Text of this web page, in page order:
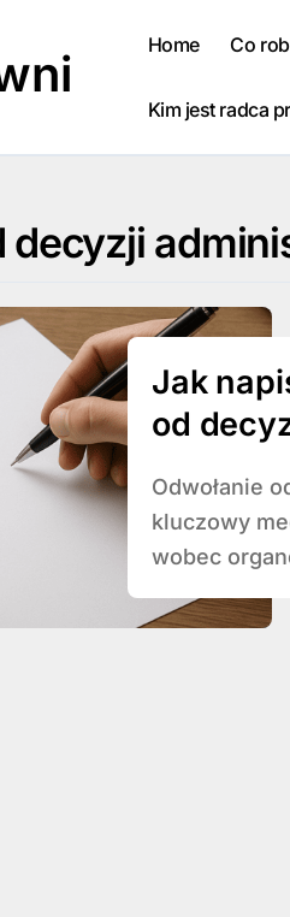
Home Co
Kim jest radca
decyzji
Jak
od
Odwołanie od decyzji administracyjnej stanowi
kluczowy
wobec